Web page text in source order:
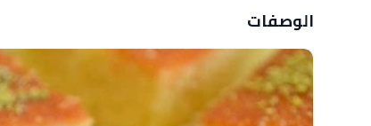
الوصفات